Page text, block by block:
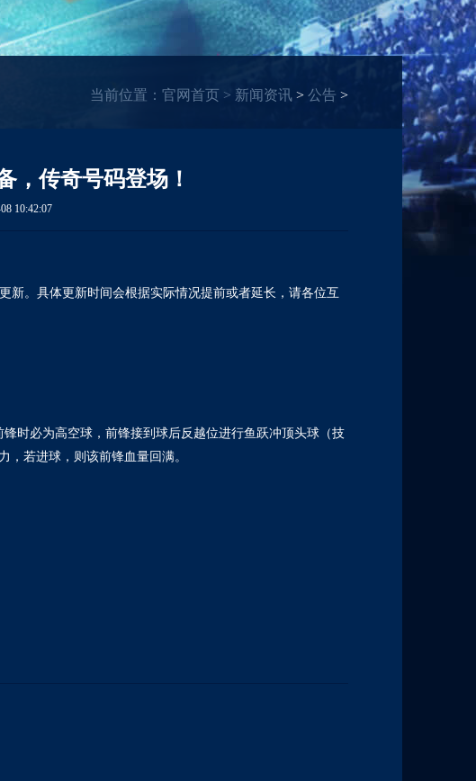
当前位置： 官网首页 > 新闻资讯 > 公告 >
，传奇号码登场！
10:42:07
新。具体更新时间会根据实际情况提前或者延长，请各位互
时必为高空球，前锋接到球后反越位进行鱼跃冲顶头球（技
，若进球，则该前锋血量回满。